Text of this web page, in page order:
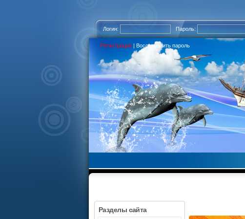
Логин: Пароль:
Регистрация | Восстановить пароль
Разделы сайта